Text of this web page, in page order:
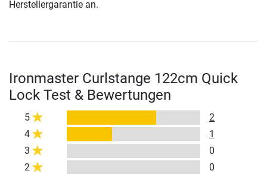
Herstellergarantie an.
Ironmaster Curlstange 122cm Quick
Lock Test & Bewertungen
5
2
4
1
3
0
2
0